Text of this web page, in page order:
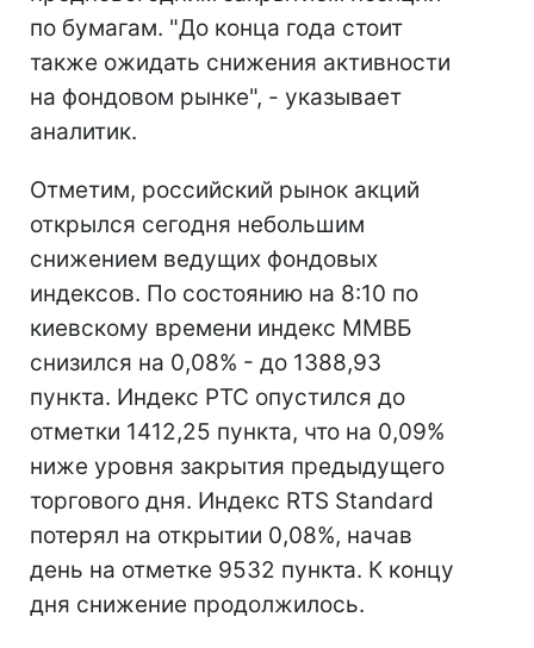
по бумагам. "До конца года стоит
также ожидать снижения активности
на фондовом рынке", - указывает
аналитик.
Отметим, российский рынок акций
открылся сегодня небольшим
снижением ведущих фондовых
индексов. По состоянию на 8:10 по
киевскому времени индекс ММВБ
снизился на 0,08% - до 1388,93
пункта. Индекс РТС опустился до
отметки 1412,25 пункта, что на 0,09%
ниже уровня закрытия предыдущего
торгового дня. Индекс RTS Standard
потерял на открытии 0,08%, начав
день на отметке 9532 пункта. К концу
дня снижение продолжилось.